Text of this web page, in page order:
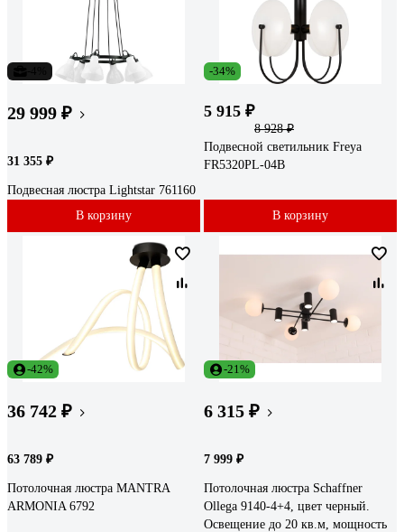
29 999 ₽
31 355 ₽
Подвесная люстра Lightstar 761160
В корзину
-34%
5 915 ₽
8 928 ₽
Подвесной светильник Freya
FR5320PL-04B
В корзину
-42%
36 742 ₽
63 789 ₽
Потолочная люстра MANTRA
ARMONIA 6792
-21%
6 315 ₽
7 999 ₽
Потолочная люстра Schaffner
Ollega 9140-4+4, цвет черный.
Освещение до 20 кв.м, мощность